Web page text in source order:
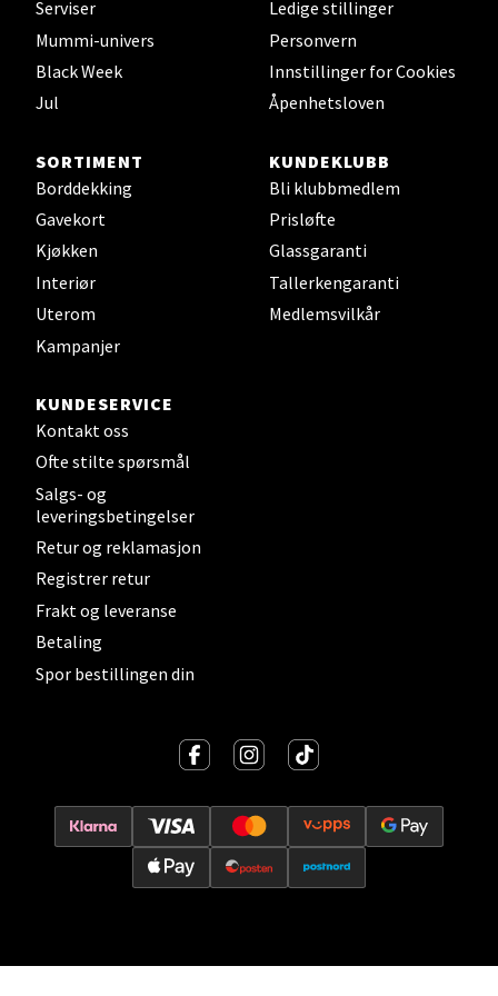
Serviser
Mummi-univers
Black Week
Jul
Ledige stillinger
Personvern
Innstillinger for Cookies
Åpenhetsloven
SORTIMENT
Borddekking
Gavekort
Kjøkken
Interiør
Uterom
Kampanjer
KUNDEKLUBB
Bli klubbmedlem
Prisløfte
Glassgaranti
Tallerkengaranti
Medlemsvilkår
KUNDESERVICE
Kontakt oss
Ofte stilte spørsmål
Salgs- og
leveringsbetingelser
Retur og reklamasjon
Registrer retur
Frakt og leveranse
Betaling
Spor bestillingen din
Leirvik - Stord
Åpent i dag 10-17
0 i butikk
Vitaminveien 7 - 9, 0485 Oslo
Åpent i dag 10-21
Lillehammer - Strandtorget
Velg